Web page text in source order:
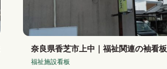
奈良県香芝市上中｜福祉関連の袖看板
福祉施設看板